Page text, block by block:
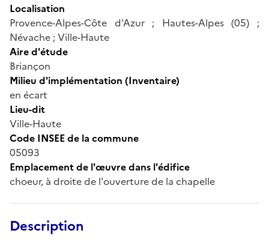
Localisation
Provence-Alpes-Côte d'Azur ; Hautes-Alpes (05) ;
Névache ; Ville-Haute
Aire d'étude
Briançon
Milieu d'implémentation (Inventaire)
en écart
Lieu-dit
Ville-Haute
Code INSEE de la commune
05093
Emplacement de l'œuvre dans l'édifice
choeur, à droite de l'ouverture de la chapelle
Description